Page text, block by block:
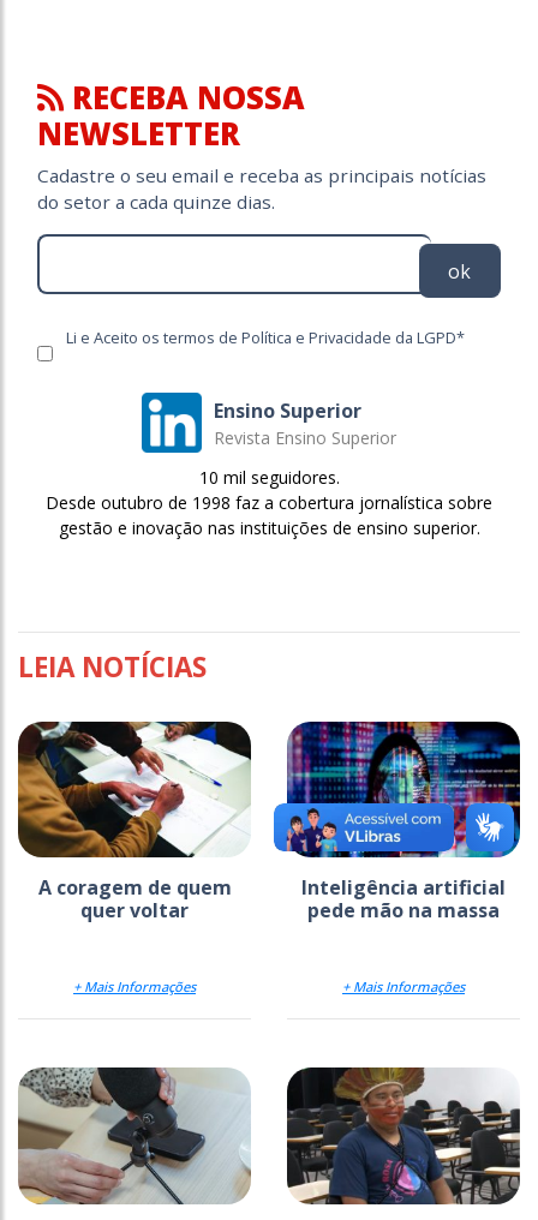
RECEBA NOSSA
NEWSLETTER
Cadastre o seu email e receba as principais notícias
do setor a cada quinze dias.
ok
Li e Aceito os termos de Política e Privacidade da LGPD*
Ensino Superior
Revista Ensino Superior
10 mil seguidores.
Desde outubro de 1998 faz a cobertura jornalística sobre
gestão e inovação nas instituições de ensino superior.
LEIA NOTÍCIAS
A coragem de quem
quer voltar
+ Mais Informações
Inteligência artificial
pede mão na massa
+ Mais Informações